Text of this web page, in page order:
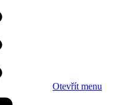
Otevřít menu